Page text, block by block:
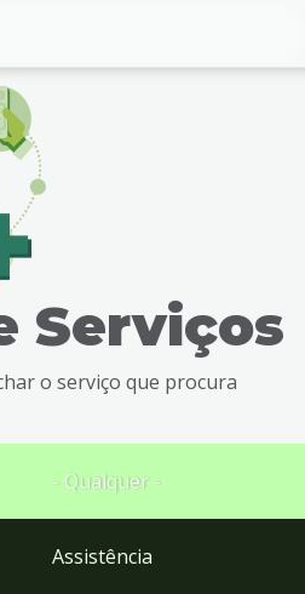
Serviços
o serviço que procura
- Qualquer -
Assistência